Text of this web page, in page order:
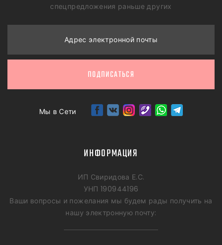
спецпредложения раньше других
Адрес электронной почты
ПОДПИСАТЬСЯ
Мы в Сети
ИНФОРМАЦИЯ
ИП Свиридова Е.С.
УНП 190944196
Ваши вопросы и пожелания мы будем рады получить на
нашу электронную почту: